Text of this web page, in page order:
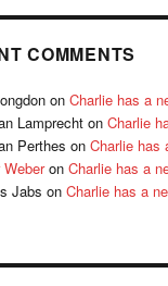
COMMENTS
onCharlie has a
Lamprecht onCharlie
Perthes onCharlie has
onCharlie has a
Jabs onCharlie has a